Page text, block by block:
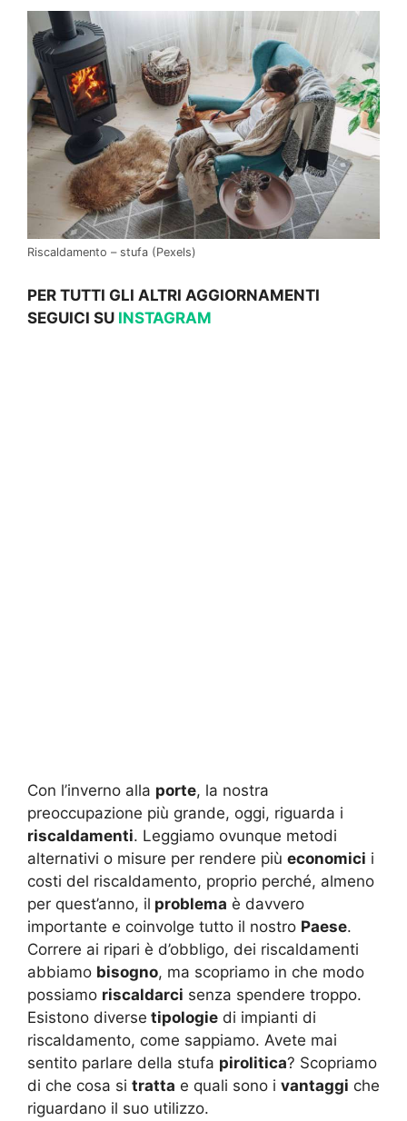
Riscaldamento – stufa (Pexels)
PER TUTTI GLI ALTRI AGGIORNAMENTI
SEGUICI SU INSTAGRAM
Con l’inverno alla porte, la nostra
preoccupazione più grande, oggi, riguarda i
riscaldamenti. Leggiamo ovunque metodi
alternativi o misure per rendere più economici i
costi del riscaldamento, proprio perché, almeno
per quest’anno, il problema è davvero
importante e coinvolge tutto il nostro Paese.
Correre ai ripari è d’obbligo, dei riscaldamenti
abbiamo bisogno, ma scopriamo in che modo
possiamo riscaldarci senza spendere troppo.
Esistono diverse tipologie di impianti di
riscaldamento, come sappiamo. Avete mai
sentito parlare della stufa pirolitica? Scopriamo
di che cosa si tratta e quali sono i vantaggi che
riguardano il suo utilizzo.